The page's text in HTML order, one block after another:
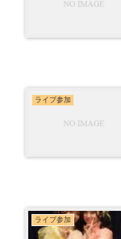
ライブ参加
ライブ参加